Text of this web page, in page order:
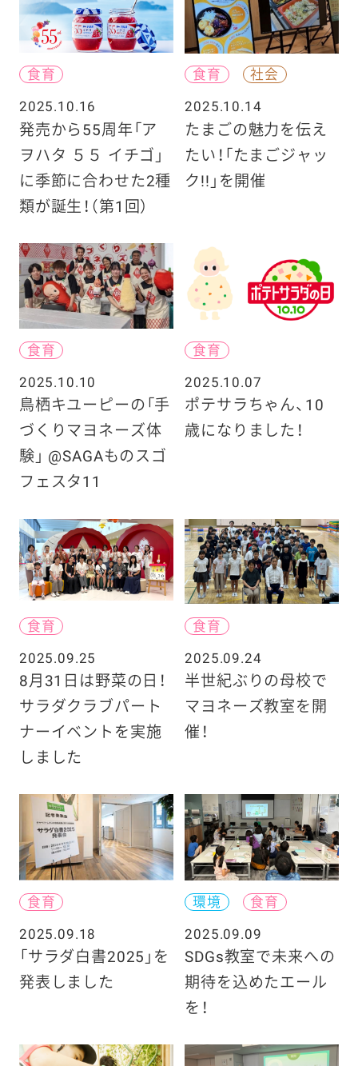
食育
2025.10.16
発売から55周年「ア
ヲハタ ５５ イチゴ」
に季節に合わせた2種
類が誕生！（第1回）
食育
社会
2025.10.14
たまごの魅力を伝え
たい！「たまごジャッ
ク!!」を開催
食育
2025.10.10
鳥栖キユーピーの「手
づくりマヨネーズ体
験」 @SAGAものスゴ
フェスタ11
食育
2025.10.07
ポテサラちゃん、10
歳になりました！
食育
2025.09.25
8月31日は野菜の日！
サラダクラブパート
ナーイベントを実施
しました
食育
2025.09.24
半世紀ぶりの母校で
マヨネーズ教室を開
催！
食育
2025.09.18
「サラダ白書2025」を
発表しました
環境
食育
2025.09.09
SDGs教室で未来への
期待を込めたエール
を！